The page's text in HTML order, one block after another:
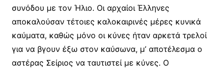
συνόδου με τον Ήλιο. Οι αρχαίοι Έλληνες
αποκαλούσαν τέτοιες καλοκαιρινές μέρες κυνικά
καύματα, καθώς μόνο οι κύνες ήταν αρκετά τρελοί
για να βγουν έξω στον καύσωνα, μ’ αποτέλεσμα ο
αστέρας Σείριος να ταυτιστεί με κύνες. Ο